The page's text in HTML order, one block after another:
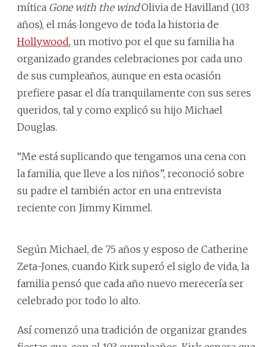
mítica Gone with the windOlivia de Havilland (103
años), el más longevo de toda la historia de
Hollywood, un motivo por el que su familia ha
organizado grandes celebraciones por cada uno
de sus cumpleaños, aunque en esta ocasión
prefiere pasar el día tranquilamente con sus seres
queridos, tal y como explicó su hijo Michael
Douglas.
“Me está suplicando que tengamos una cena con
la familia, que lleve a los niños”, reconoció sobre
su padre el también actor en una entrevista
reciente con Jimmy Kimmel.
Según Michael, de 75 años y esposo de Catherine
Zeta-Jones, cuando Kirk superó el siglo de vida, la
familia pensó que cada año nuevo merecería ser
celebrado por todo lo alto.
Así comenzó una tradición de organizar grandes